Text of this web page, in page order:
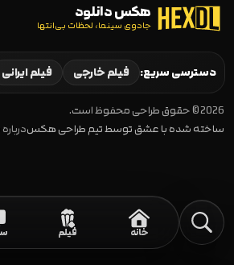
Guy Manley: Super
Spy 2024
هکس دانلود
جادوی سینما، لحظات بی‌انتها
دسترسی سریع: فیلم خارجی فیلم ایرانی
2026 © حقوق طراحی محفوظ است.
ساخته شده با عشق توسط تیم طراحی هکس
خانه فیلم